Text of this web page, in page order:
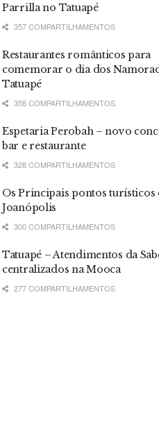
Parrilla no Tatuapé
357 COMPARTILHAMENTOS
Restaurantes românticos para
comemorar o dia dos
Tatuapé
358 COMPARTILHAMENTOS
Espetaria Perobah – novo
bar e restaurante
328 COMPARTILHAMENTOS
Os Principais pontos turísticos
Joanópolis
300 COMPARTILHAMENTOS
Tatuapé – Atendimentos da
centralizados na Mooca
277 COMPARTILHAMENTOS